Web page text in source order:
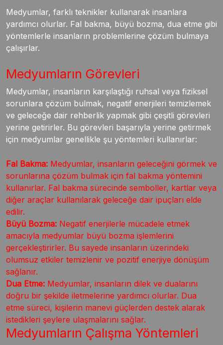
Medyumlar, farklı teknikler kullanarak insanlara
yardımcı olurlar. Fal bakma, büyü bozma, dua etme gibi
yöntemlerle insanların problemlerine çözüm bulmaya
çalışırlar.
Medyumların Görevleri
Medyumlar, insanların karşılaştığı ruhsal veya fiziksel
sorunlara çözüm bulmak, negatif enerjileri temizlemek
ve geleceğe dair rehberlik yapmak gibi çeşitli görevleri
yerine getirirler. Bu görevleri başarıyla yerine getirmek
için medyumlar genellikle şu yöntemleri kullanırlar:
Fal Bakma: Medyumlar, insanların geleceğini görmek ve
sorunlarına çözüm bulmak için fal bakma yöntemini
kullanırlar. Fal bakma sürecinde semboller, kartlar veya
diğer araçlar kullanılarak geleceğe dair ipuçları elde
edilir.
Büyü Bozma: Negatif enerjilerle mücadele etmek
amacıyla medyumlar büyü bozma işlemlerini
gerçekleştirirler. Bu sayede insanların üzerindeki
olumsuz etkiler temizlenir ve pozitif enerjiye dönüşüm
sağlanır.
Dua Etme: Medyumlar, insanların dilek ve dualarını
doğru bir şekilde iletmelerine yardımcı olurlar. Dua
etme süreci, kişilerin manevi güçlerden destek alarak
istedikleri şeylere ulaşmalarını sağlar.
Medyumların Çalışma Yöntemleri